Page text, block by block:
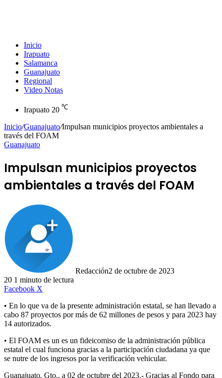
Inicio
Irapuato
Salamanca
Guanajuato
Regional
Video Notas
Irapuato 20 ℃
Inicio/Guanajuato/Impulsan municipios proyectos ambientales a
través del FOAM
Guanajuato
Impulsan municipios proyectos
ambientales a través del FOAM
Redacción2 de octubre de 2023
20 1 minuto de lectura
Facebook X
• En lo que va de la presente administración estatal, se han llevado a
cabo 87 proyectos por más de 62 millones de pesos y para 2023 hay
14 autorizados.
• El FOAM es un es un fideicomiso de la administración pública
estatal el cual funciona gracias a la participación ciudadana ya que
se nutre de los ingresos por la verificación vehicular.
Guanajuato, Gto., a 02 de octubre del 2023.- Gracias al Fondo para